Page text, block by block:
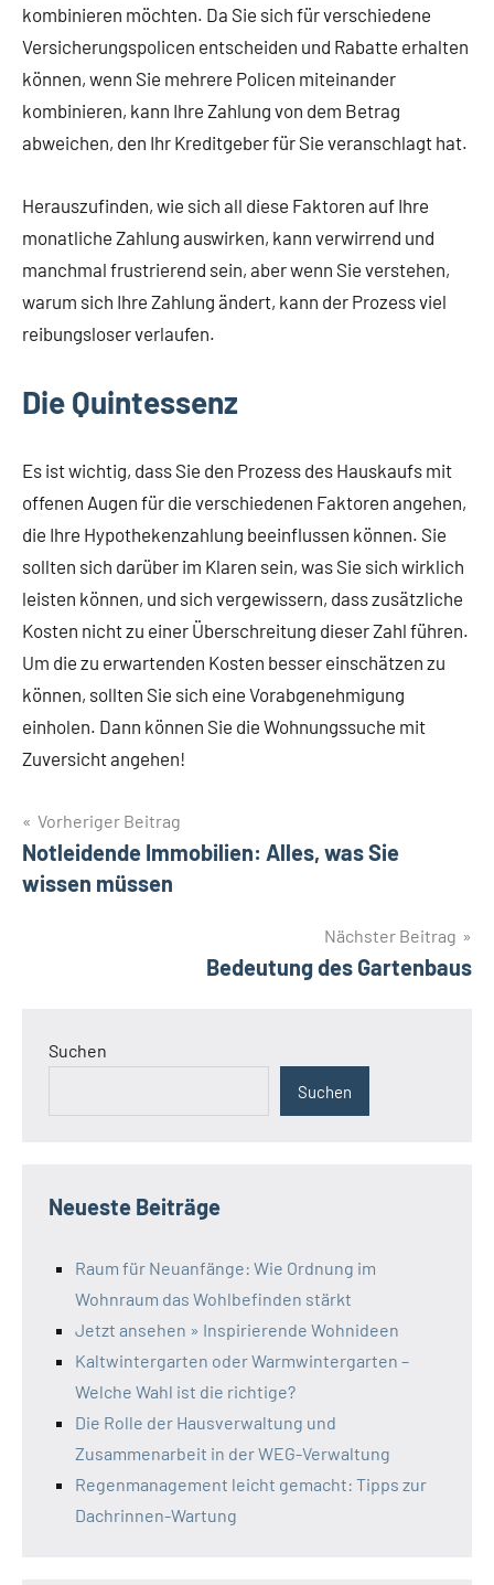
kombinieren möchten. Da Sie sich für verschiedene
Versicherungspolicen entscheiden und Rabatte erhalten
können, wenn Sie mehrere Policen miteinander
kombinieren, kann Ihre Zahlung von dem Betrag
abweichen, den Ihr Kreditgeber für Sie veranschlagt hat.
Herauszufinden, wie sich all diese Faktoren auf Ihre
monatliche Zahlung auswirken, kann verwirrend und
manchmal frustrierend sein, aber wenn Sie verstehen,
warum sich Ihre Zahlung ändert, kann der Prozess viel
reibungsloser verlaufen.
Die Quintessenz
Es ist wichtig, dass Sie den Prozess des Hauskaufs mit
offenen Augen für die verschiedenen Faktoren angehen,
die Ihre Hypothekenzahlung beeinflussen können. Sie
sollten sich darüber im Klaren sein, was Sie sich wirklich
leisten können, und sich vergewissern, dass zusätzliche
Kosten nicht zu einer Überschreitung dieser Zahl führen.
Um die zu erwartenden Kosten besser einschätzen zu
können, sollten Sie sich eine Vorabgenehmigung
einholen. Dann können Sie die Wohnungssuche mit
Zuversicht angehen!
Beitragsnavigation
Vorheriger Beitrag
Notleidende Immobilien: Alles, was Sie
wissen müssen
Nächster Beitrag
Bedeutung des Gartenbaus
Suchen
Suchen
Neueste Beiträge
Raum für Neuanfänge: Wie Ordnung im
Wohnraum das Wohlbefinden stärkt
Jetzt ansehen » Inspirierende Wohnideen
Kaltwintergarten oder Warmwintergarten –
Welche Wahl ist die richtige?
Die Rolle der Hausverwaltung und
Zusammenarbeit in der WEG-Verwaltung
Regenmanagement leicht gemacht: Tipps zur
Dachrinnen-Wartung